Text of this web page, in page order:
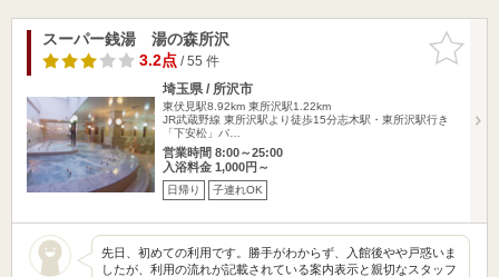
お気に入
りに追加
スーパー銭湯 湯の森所沢
3.2点/ 55 件
埼玉県 / 所沢市
東伏見駅8.92km 東所沢駅1.22km
JR武蔵野線 東所沢駅より徒歩15分志木駅・東所沢駅行き
「下安松」バ…
営業時間 8:00～25:00
入浴料金 1,000円～
日帰り 子連れOK
先日、初めての利用です。勝手がわからず、入館後やや戸惑いま
したが、利用の流れが記載されている案内表示と親切なスタッフ